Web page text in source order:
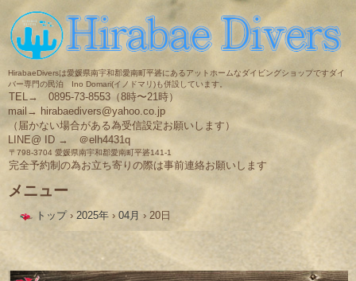
HirabaeDiversは愛媛県南宇和郡愛南町平碆にあるアットホームなダイビングショップですダイ
バー専門の民泊 Ino Domari(イノドマリ)も併設しています。
TEL→ 0895-73-8553（8時〜21時）
mail→ hirabaedivers@yahoo.co.jp
（届かない場合がある為受信設定お願いします）
LINE@ ID → ＠elh4431q
〒798-3704 愛媛県南宇和郡愛南町平碆141-1
完全予約制の為お立ち寄りの際は事前連絡お願いします
メニュー
へ
トップ › 2025年 › 04月 › 20日